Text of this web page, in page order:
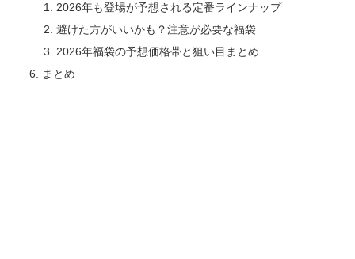
2026年も登場が予想される定番ラインナップ
避けた方がいいかも？注意が必要な福袋
2026年福袋の予想価格帯と狙い目まとめ
まとめ